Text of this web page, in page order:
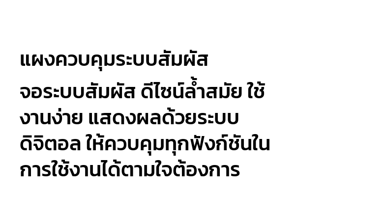
แผงควบคุมระบบสัมผัส
จอระบบสัมผัส ดีไซน์ล้ำสมัย ใช้
งานง่าย แสดงผลด้วยระบบ
ดิจิตอล ให้ควบคุมทุกฟังก์ชันใน
การใช้งานได้ตามใจต้องการ